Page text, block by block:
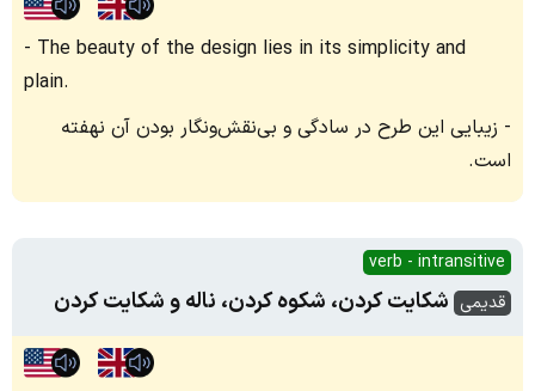
The beauty of the design lies in its simplicity and
plain.
زیبایی این طرح در سادگی و بی‌نقش‌ونگار بودن آن نهفته
است.
verb - intransitive
قدیمی شکایت کردن، شکوه کردن، ناله و شکایت کردن